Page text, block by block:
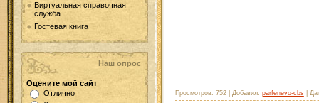
Виртуальная справочная
служба
Гостевая книга
Наш опрос
Оцените мой сайт
Отлично
Просмотров: 752 | Добавил: parfenevo-cbs|